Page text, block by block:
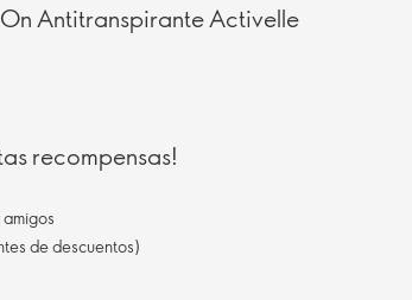
Antitranspirante Activelle
recompensas!
de descuentos)